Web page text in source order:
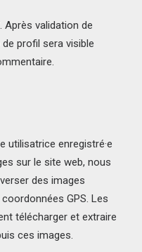
validation de
profil sera visible
utilisatrice enregistré·e
sur le site web, nous
des images
GPS. Les
télécharger et extraire
ces images.